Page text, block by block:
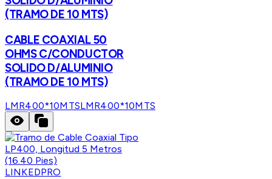
(TRAMO DE 10 MTS)
CABLE COAXIAL 50
OHMS C/CONDUCTOR
SOLIDO D/ALUMINIO
(TRAMO DE 10 MTS)
LMR400*10MTSLMR400*10MTS
LINKEDPRO